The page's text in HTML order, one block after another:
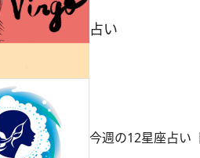
占い
今週の12星座占い